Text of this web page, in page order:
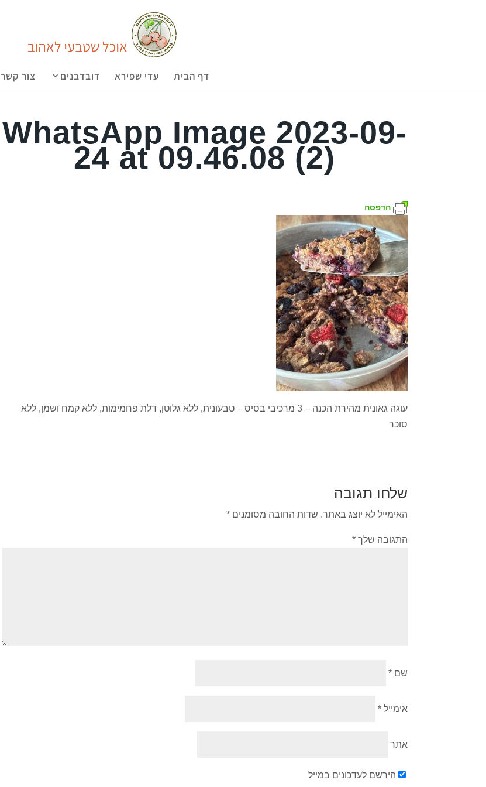
דף הבית עדי שפירא דובדבנים צור קשר
WhatsApp Image 2023-09-
24 at 09.46.08 (2)
הדפסה
עוגה גאונית מהירת הכנה – 3 מרכיבי בסיס – טבעונית, ללא גלוטן, דלת פחמימות, ללא קמח ושמן, ללא
סוכר
שלחו תגובה
האימייל לא יוצג באתר. שדות החובה מסומנים*
התגובה שלך*
שם*
אימייל*
אתר
הירשם לעדכונים במייל